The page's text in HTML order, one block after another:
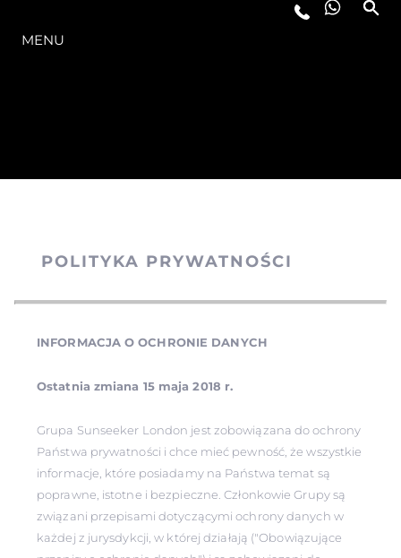
MENU
POLITYKA PRYWATNOŚCI
INFORMACJA O OCHRONIE DANYCH
Ostatnia zmiana 15 maja 2018 r.
Grupa Sunseeker London jest zobowiązana do ochrony
Państwa prywatności i chce mieć pewność, że wszystkie
informacje, które posiadamy na Państwa temat są
poprawne, istotne i bezpieczne. Członkowie Grupy są
związani przepisami dotyczącymi ochrony danych w
każdej z jurysdykcji, w której działają ("Obowiązujące